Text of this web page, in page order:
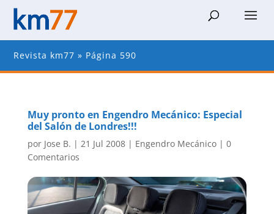
Revista km77 » Página 590
Muy pronto en Engendro Mecánico: Especial
del Salón de Londres!!!
por Jose B. | 21 Jul 2008| Engendro Mecánico| 0
Comentarios